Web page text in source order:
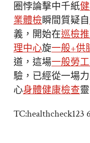
圈悖論擊中千紙
業體檢瞬間質疑自
義，開始在巡檢
理中心旋一般+供
道，這場一般勞
驗，已經從一場
心身體健康檢查
TC:healthcheck123